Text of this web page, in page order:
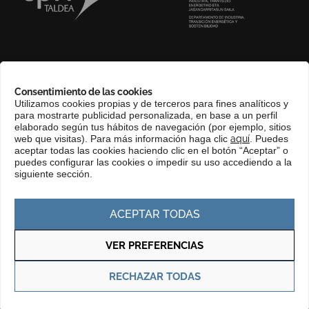
Consentimiento de las cookies
Utilizamos cookies propias y de terceros para fines analíticos y
para mostrarte publicidad personalizada, en base a un perfil
elaborado según tus hábitos de navegación (por ejemplo, sitios
web que visitas). Para más información haga clic aquí . Puedes
aceptar todas las cookies haciendo clic en el botón “Aceptar” o
puedes configurar las cookies o impedir su uso accediendo a la
siguiente sección.
ACEPTAR TODAS
RECHAZAR TODAS
VER PREFERENCIAS
COMPLIANCE CHANNEL
CONTACTO
EUSKERA
PERFIL DEL CONTRATANTE
Política de privacidad Política de cookies